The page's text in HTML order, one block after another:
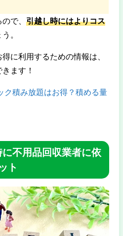
で、 引越し時にはよりコス
。
に利用するための情報は、
ます！
ク積み放題はお得？積める量
に不用品回収業者に依
ト